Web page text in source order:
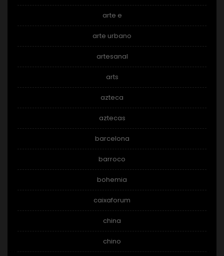
arte e
arte urbano
artesanal
arts
azteca
aztecas
barcelona
barroco
bohemia
caixaforum
china
chino